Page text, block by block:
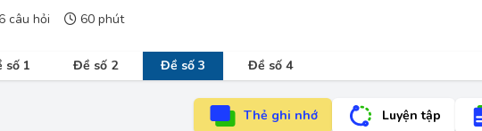
câu hỏi 60 phút
số 1 Đề số 2 Đề số 3 Đề số 4
Thẻ ghi nhớ Luyện tập